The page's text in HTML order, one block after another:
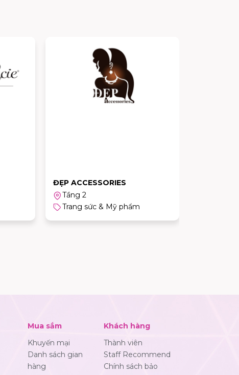
ĐẸP ACCESSORIES
Tầng 2
Trang sức & Mỹ phẩm
Mua sắm
Khuyến mại
Danh sách gian
hàng
Khách hàng
Thành viên
Staff Recommend
Chính sách bảo